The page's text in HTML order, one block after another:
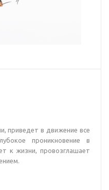
приведет в движение все
проникновение в
к жизни, провозглашает